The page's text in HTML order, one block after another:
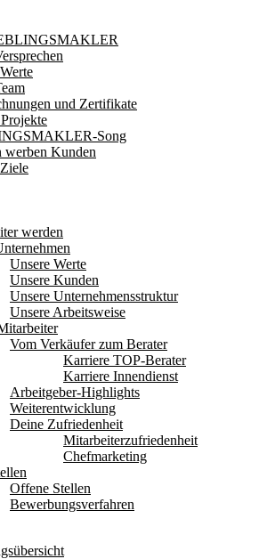
und Zertifikate
Song
werben Kunden
werden
Unsere Werte
Unsere Kunden
Unsere Unternehmensstruktur
Unsere Arbeitsweise
Vom Verkäufer zum Berater
Karriere TOP-Berater
Karriere Innendienst
Arbeitgeber-Highlights
Weiterentwicklung
Deine Zufriedenheit
Mitarbeiterzufriedenheit
Chefmarketing
Offene Stellen
Bewerbungsverfahren